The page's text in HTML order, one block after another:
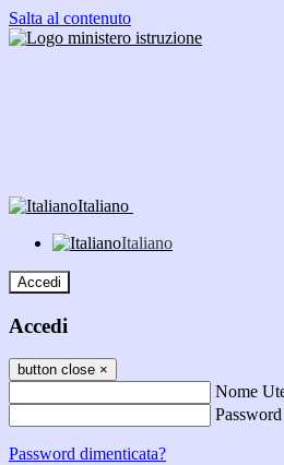
Salta al contenuto
Italiano
Italiano
Accedi
Accedi
button close ×
Nome
Password
Password dimenticata?